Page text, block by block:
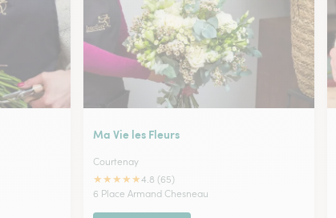
Ma Vie les Fleurs
Courtenay
★★★★★4.8 (65)
6 Place Armand Chesneau